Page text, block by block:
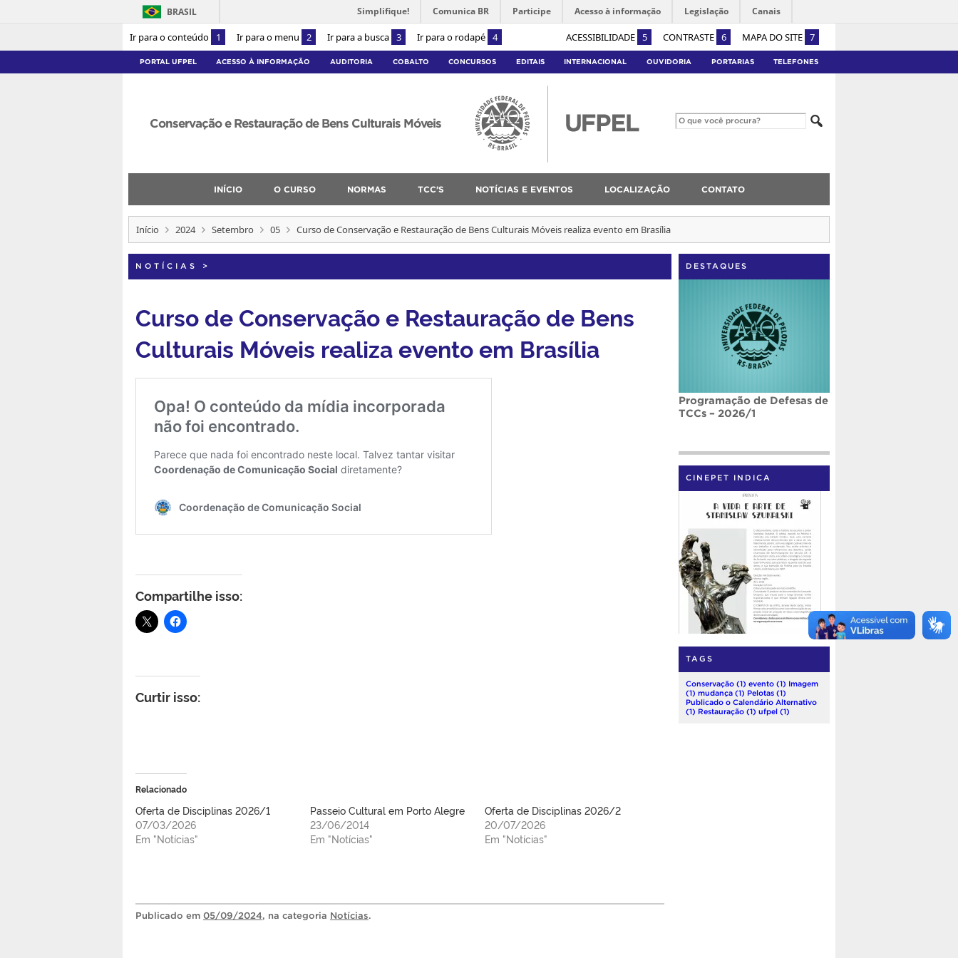
Ir para o conteúdo 1 Ir para o menu 2 Ir para a busca 3 Ir para o rodapé 4 ACESSIBILIDADE 5 CONTRASTE 6 MAPA DO SITE 7
BRASIL Simplifique! Comunica BR Participe Acesso à informação Legislação Canais
PORTAL UFPEL ACESSO À INFORMAÇÃO AUDITORIA COBALTO CONCURSOS EDITAIS INTERNACIONAL OUVIDORIA PORTARIAS TELEFONES
Conservação e Restauração de Bens Culturais Móveis
INÍCIO O CURSO NORMAS TCC’S NOTÍCIAS E EVENTOS LOCALIZAÇÃO CONTATO
Início 2024 Setembro 05 Curso de Conservação e Restauração de Bens Culturais Móveis realiza evento em Brasília
NOTÍCIAS >
Curso de Conservação e Restauração de Bens
Culturais Móveis realiza evento em Brasília
Compartilhe isso:
Curtir isso:
Relacionado
Oferta de Disciplinas 2026/1
07/03/2026
Em "Notícias"
Passeio Cultural em Porto Alegre
23/06/2014
Em "Notícias"
Oferta de Disciplinas 2026/2
20/07/2026
Em "Notícias"
Publicado em 05/09/2024, na categoria Notícias.
DESTAQUES
Programação de Defesas de
TCCs – 2026/1
CINEPET INDICA
TAGS
Conservação (1) evento (1) Imagem
(1) mudança (1) Pelotas (1)
Publicado o Calendário Alternativo
(1) Restauração (1) ufpel (1)